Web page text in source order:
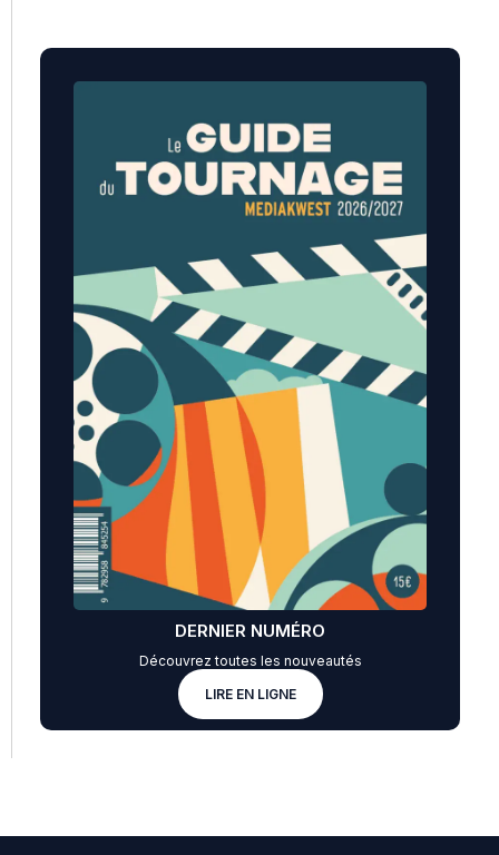
DERNIER NUMÉRO
Découvrez toutes les nouveautés
LIRE EN LIGNE